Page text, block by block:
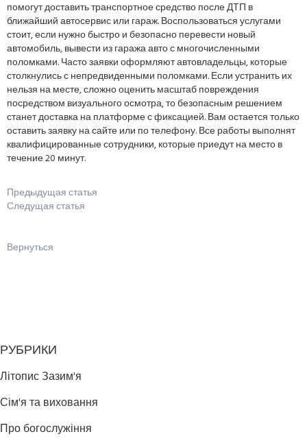
помогут доставить транспортное средство после ДТП в
ближайший автосервис или гараж. Воспользоваться услугами
стоит, если нужно быстро и безопасно перевести новый
автомобиль, вывести из гаража авто с многочисленными
поломками. Часто заявки оформляют автовладельцы, которые
столкнулись с непредвиденными поломками. Если устранить их
нельзя на месте, сложно оценить масштаб повреждения
посредством визуального осмотра, то безопасным решением
станет доставка на платформе с фиксацией. Вам остается только
оставить заявку на сайте или по телефону. Все работы выполнят
квалифицированные сотрудники, которые приедут на место в
течение 20 минут.
Предыдущая статья
Следущая статья
Вернуться
РУБРИКИ
Літопис Зазим'я
Сім'я та виховання
Про богослужіння